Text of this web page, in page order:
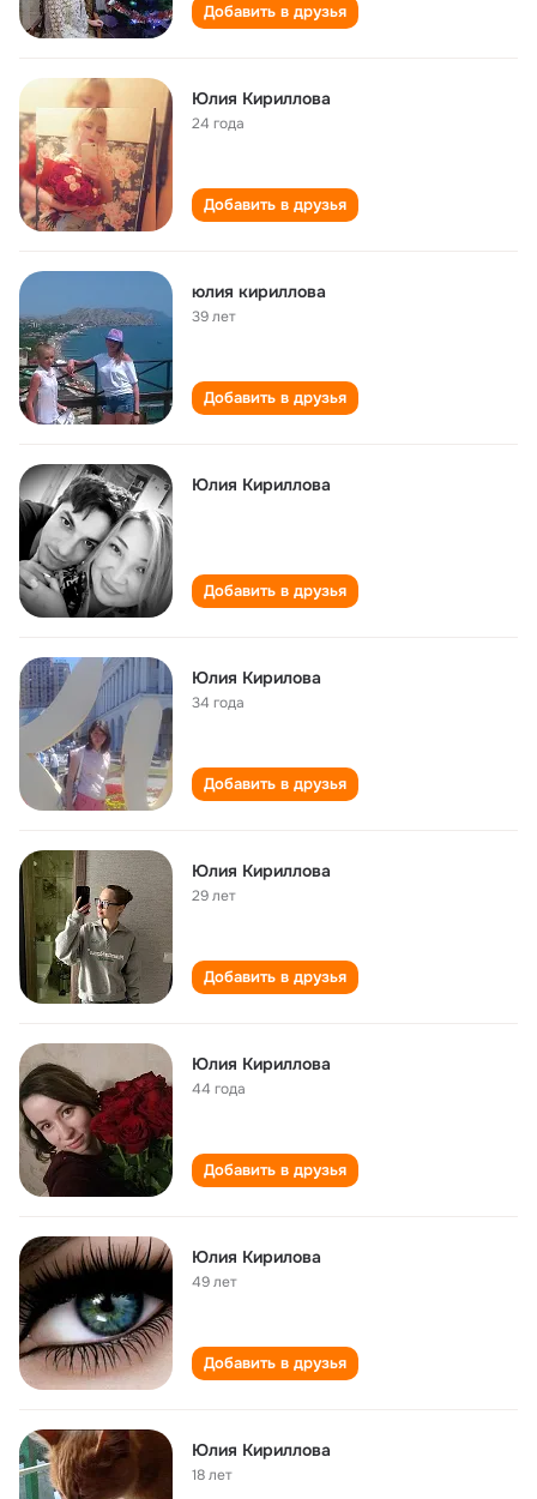
Добавить в друзья
Юлия Кириллова
24 года
Добавить в друзья
юлия кириллова
39 лет
Добавить в друзья
Юлия Кириллова
Добавить в друзья
Юлия Кирилова
34 года
Добавить в друзья
Юлия Кириллова
29 лет
Добавить в друзья
Юлия Кириллова
44 года
Добавить в друзья
Юлия Кирилова
49 лет
Добавить в друзья
Юлия Кириллова
18 лет